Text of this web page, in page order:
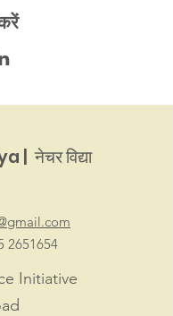
नेचर विद्या
2651654
Initiative